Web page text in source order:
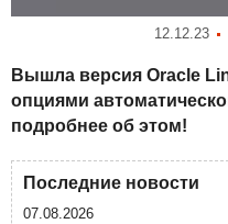
12.12.23
Вышла версия Oracle
опциями
подробнее об этом!
Последние новости
07.08.2026